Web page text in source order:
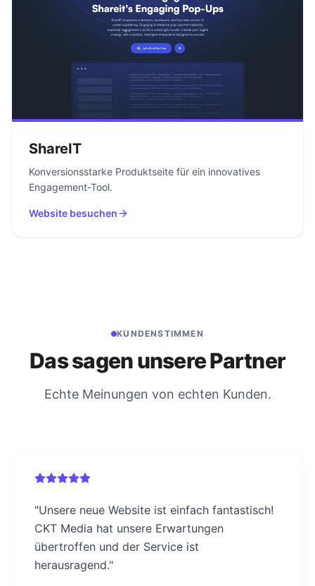
ShareIT
Konversionsstarke Produktseite für ein innovatives
Engagement-Tool.
Website besuchen
KUNDENSTIMMEN
Das sagen unsere Partner
Echte Meinungen von echten Kunden.
"Unsere neue Website ist einfach fantastisch!
CKT Media hat unsere Erwartungen
übertroffen und der Service ist
herausragend."